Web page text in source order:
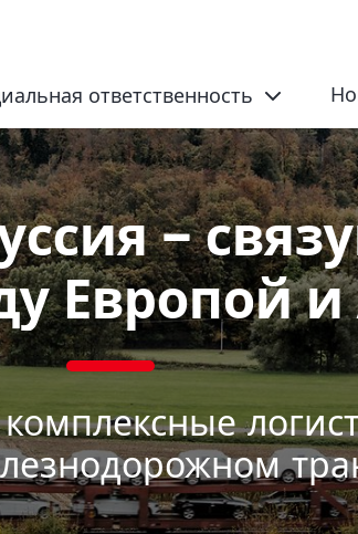
ответственность
–
Европой